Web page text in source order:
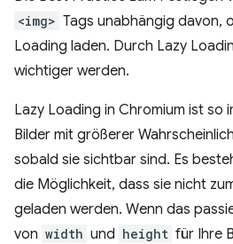
<img> Tags unabhängig davon,
Loading laden. Durch Lazy
wichtiger werden.
Lazy Loading in Chromium ist so
Bilder mit größerer
sobald sie sichtbar sind. Es
die Möglichkeit, dass sie nicht
geladen werden. Wenn das
von width und height für Ihre